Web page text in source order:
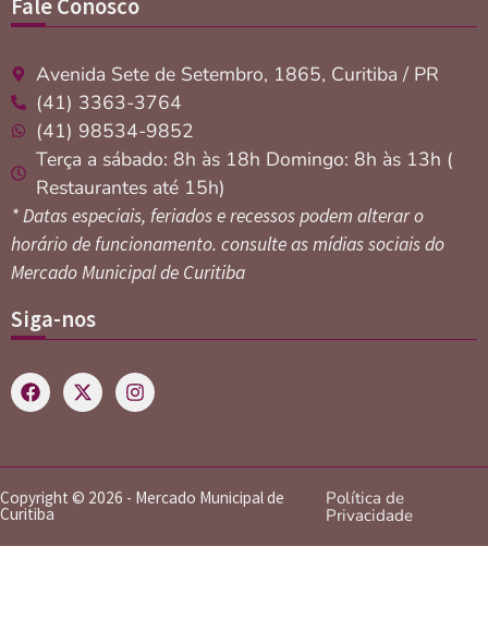
Fale Conosco
Avenida Sete de Setembro, 1865, Curitiba / PR
(41) 3363-3764
(41) 98534-9852
Terça a sábado: 8h às 18h Domingo: 8h às 13h (
Restaurantes até 15h)
* Datas especiais, feriados e recessos podem alterar o
horário de funcionamento. consulte as mídias sociais do
Mercado Municipal de Curitiba
Siga-nos
Copyright © 2026 - Mercado Municipal de
Curitiba
Política de
Privacidade